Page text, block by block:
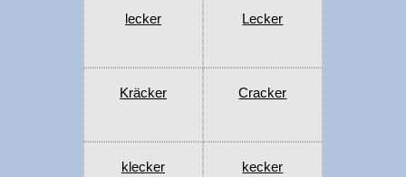
lecker Lecker
Kräcker Cracker
klecker kecker